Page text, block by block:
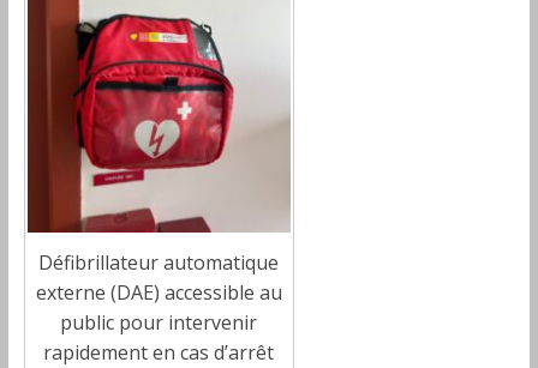
Défibrillateur automatique
externe (DAE) accessible au
public pour intervenir
rapidement en cas d’arrêt